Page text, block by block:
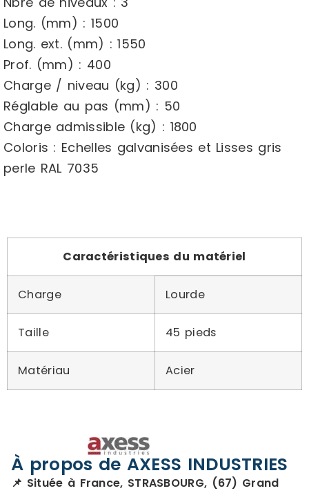
Long. (mm) : 1500
Long. ext. (mm) : 1550
Prof. (mm) : 400
Charge / niveau (kg) : 300
Réglable au pas (mm) : 50
Charge admissible (kg) : 1800
Coloris : Echelles galvanisées et Lisses gris
perle RAL 7035
Caractéristiques du matériel
Charge Lourde
Taille 45 pieds
Matériau Acier
À propos de AXESS INDUSTRIES
📌 Située à France, STRASBOURG, (67) Grand